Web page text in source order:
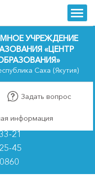
trk
УЧРЕЖДЕНИЕ
«ЦЕНТР
Саха (Якутия)
Задать вопрос
информация
21
45